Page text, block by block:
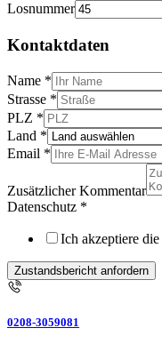
Losnummer
Kontaktdaten
Name *
Strasse *
PLZ *
Land *
Email *
Zusätzlicher Kommentar
Datenschutz *
Ich akzeptiere die
Zustandsbericht anfordern
0208-3059081